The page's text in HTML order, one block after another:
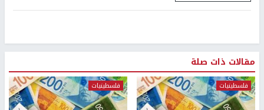
مقالات ذات صلة
فلسطينيات فلسطينيات